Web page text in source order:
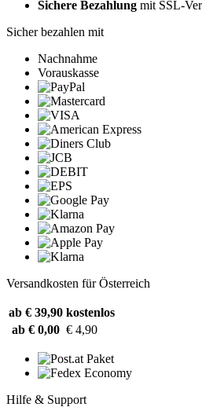
Sichere Bezahlung mit SSL-
Sicher bezahlen mit
Nachnahme
Vorauskasse
Versandkosten für Österreich
ab € 39,90 kostenlos
ab € 0,00 € 4,90
Hilfe & Support